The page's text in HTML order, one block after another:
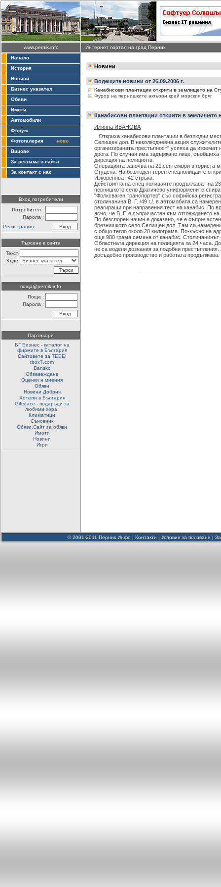
www.pernik.info
Интернет портал на град Перник
Начало
История
Новини
Бизнес указател
Обяви
Имоти
Автомобили
Форум
Фотогалерия
ново
Вицове
За реклама в сайта
За контакт с нас
Вход потребители
Потребител :
Парола :
Регистрация
Търсене в сайта
Текст:
Къде:
поща@pernik.info
Поща :
Парола :
Партньори
БГ Бизнес - каталог на
фирмите в България
Сайтовете за ТЕБЕ!
tbox7.com
Bansko
Обзавеждане
Оценки и мнения
Обяви
Новини Добрич
Хотели в България
Giftsface - подаръци за
любими хора!
Климатици
Съновник
Обяви.Сайт за обяви
Имоти
Новини
Игри
Новини
Водещите новини от 26.09.2006 г.
Канабисови плантации открити в землището на
Фурор на пернишките актьори край морския бряг
Канабисови плантации открити в землището
Илияна ИВАНОВА
Откриха канабисови плантации в безлюдни
Селищен дол. В неколкодневна акция
организираната престъпност" успяха да
дрога. По случая има задържано лице, съобщиха
дирекция на полицията.
Операцията започва на 21 септември в гориста
Студена. На безлюден терен спецполицаите
Изкореняват 42 стръка.
Действията на спец полицаите продължават на
пернишкото село Драгичево униформените
"Фолксваген транспортер" със софийска
столичанина В. Г. /49 г./. в автомобила са
реагиращи при направения тест на канабис. По
ясно, че В. Г. е съпричастен към отглеждането
По безспорен начин е доказано, че е
брезнишкото село Селищен дол. Там са
с общо тегло около 20 килограма. По-късно на
още 900 грама семена от канабис. Столичанинът
Областната дирекция на полицията за 24 часа.
не са водени дознания за подобни
досъдебно производство и работата продължава.
© 2001-2011 Перник Инфо | Контакти | Условия за ползване |